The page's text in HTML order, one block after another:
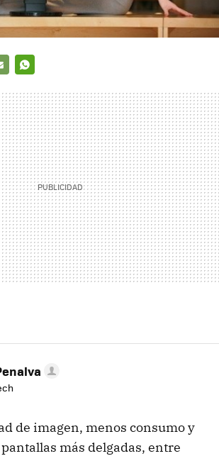
de imagen, menos consumo y
más delgadas, entre